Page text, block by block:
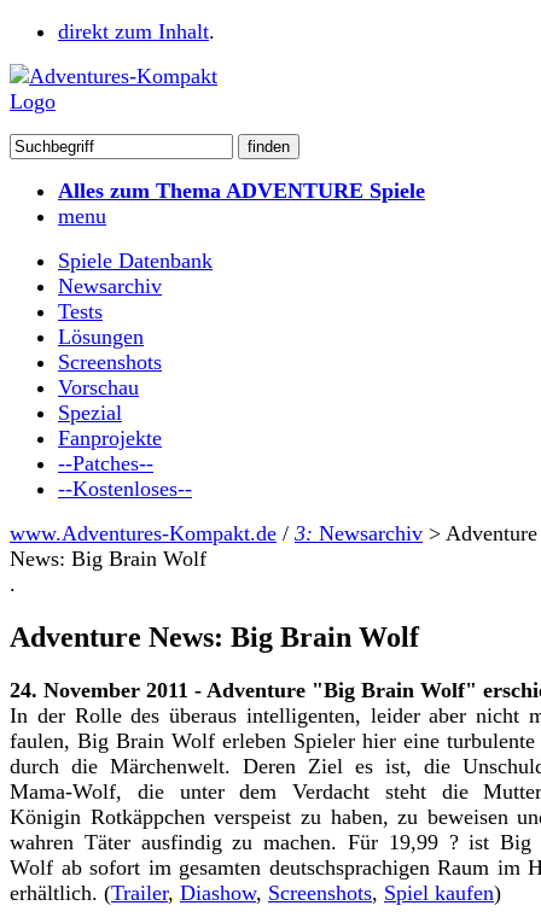
direkt zum Inhalt.
Alles zum Thema ADVENTURE Spiele
menu
Spiele Datenbank
Newsarchiv
Tests
Lösungen
Screenshots
Vorschau
Spezial
Fanprojekte
--Patches--
--Kostenloses--
www.Adventures-Kompakt.de / 3: Newsarchiv > Adventure
News: Big Brain Wolf
.
Adventure News: Big Brain Wolf
24. November 2011 - Adventure "Big Brain Wolf"
In der Rolle des überaus intelligenten, leider aber nicht
faulen, Big Brain Wolf erleben Spieler hier eine turbulente
durch die Märchenwelt. Deren Ziel es ist, die
Mama-Wolf, die unter dem Verdacht steht die
Königin Rotkäppchen verspeist zu haben, zu beweisen
wahren Täter ausfindig zu machen. Für 19,99 ? ist Big
Wolf ab sofort im gesamten deutschsprachigen Raum im
erhältlich. (Trailer, Diashow, Screenshots, Spiel kaufen)